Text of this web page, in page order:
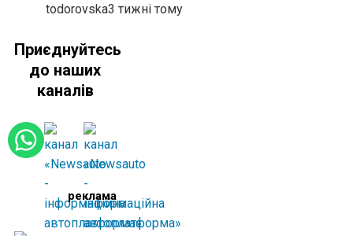
todorovska3 тижні тому
Приєднуйтесь
до наших
каналів
реклама